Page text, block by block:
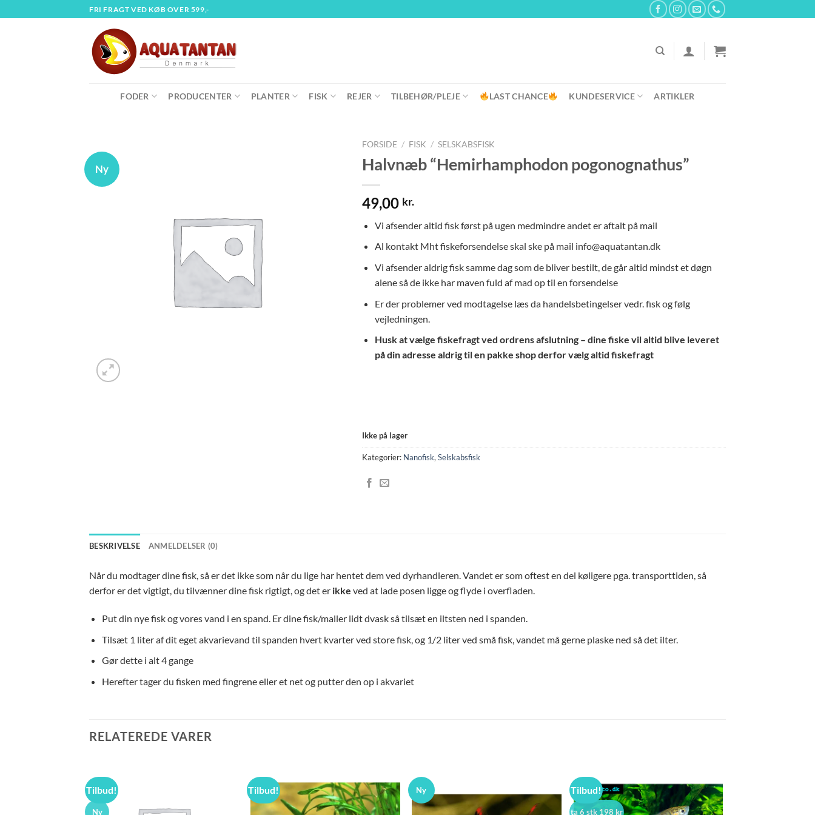
til
FRI FRAGT VED KØB OVER 599,-
FODER PRODUCENTER PLANTER FISK REJER TILBEHØR/PLEJE LAST CHANCE KUNDESERVICE ARTIKLER
Ny
FORSIDE / FISK / SELSKABSFISK
Halvnæb “Hemirhamphodon pogonognathus”
49,00 kr.
Vi afsender altid fisk først på ugen medmindre andet er aftalt på mail
Al kontakt Mht fiskeforsendelse skal ske på mail info@aquatantan.dk
Vi afsender aldrig fisk samme dag som de bliver bestilt, de går altid mindst et døgn
alene så de ikke har maven fuld af mad op til en forsendelse
Er der problemer ved modtagelse læs da handelsbetingelser vedr. fisk og følg
vejledningen.
Husk at vælge fiskefragt ved ordrens afslutning – dine fiske vil altid blive leveret
på din adresse aldrig til en pakke shop derfor vælg altid fiskefragt
Ikke på lager
Kategorier: Nanofisk,Selskabsfisk
BESKRIVELSE ANMELDELSER (0)
Når du modtager dine fisk, så er det ikke som når du lige har hentet dem ved dyrhandleren. Vandet er som oftest en del køligere pga. transporttiden, så
derfor er det vigtigt, du tilvænner dine fisk rigtigt, og det er ikke ved at lade posen ligge og flyde i overfladen.
Put din nye fisk og vores vand i en spand. Er dine fisk/maller lidt dvask så tilsæt en iltsten ned i spanden.
Tilsæt 1 liter af dit eget akvarievand til spanden hvert kvarter ved store fisk, og 1/2 liter ved små fisk, vandet må gerne plaske ned så det ilter.
Gør dette i alt 4 gange
Herefter tager du fisken med fingrene eller et net og putter den op i akvariet
RELATEREDE VARER
Tilbud!
Ny
Tilbud! Ny Tilbud!
ta 6 stk 198 kr